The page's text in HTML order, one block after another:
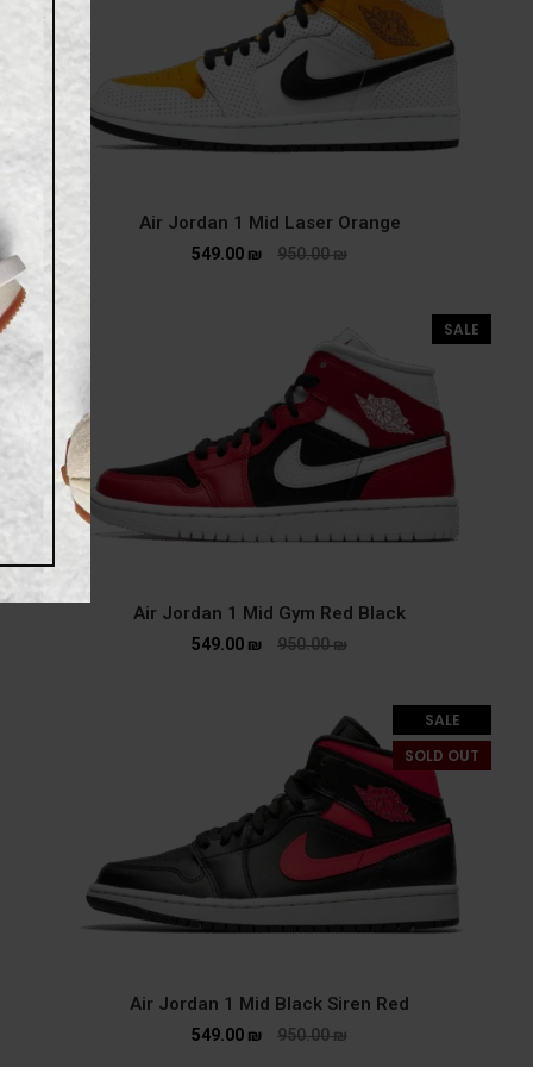
Air Jordan 1 Mid Laser Orange
950.00₪
549.00 ₪
SALE
Air Jordan 1 Mid Gym Red Black
950.00₪
549.00 ₪
SALE
SOLD OUT
Air Jordan 1 Mid Black Siren Red
950.00₪
549.00 ₪